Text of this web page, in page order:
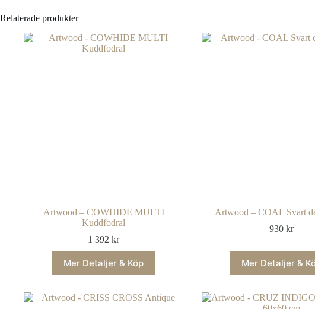
Relaterade produkter
Artwood – COWHIDE MULTI
Kuddfodral
1 392kr
Mer Detaljer & Köp
Artwood – COAL Svart
930kr
Mer Detaljer &